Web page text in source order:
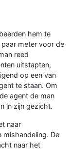
hem te
meter voor de
reed
uitstapten,
op een van
te staan. Om
agent de man
in zijn gezicht.
naar
De
naar het